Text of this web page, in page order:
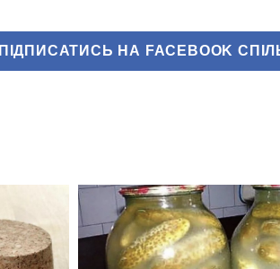
ПІДПИСАТИСЬ НА FACEBOOK